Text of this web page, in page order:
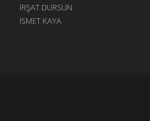
İRŞAT DURSUN
ISMET KAYA